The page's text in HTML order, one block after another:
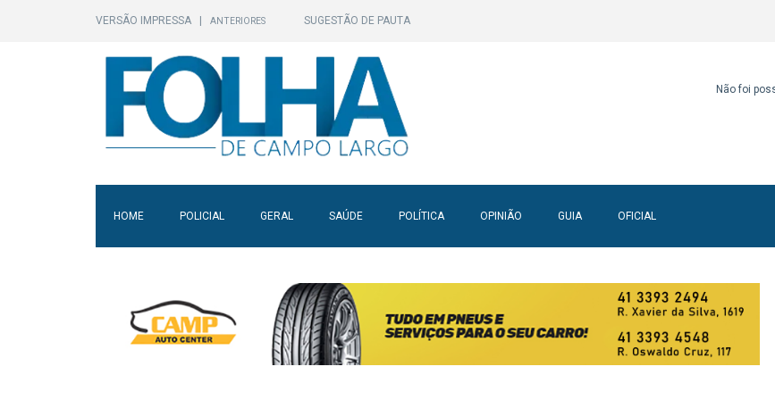
VERSÃO IMPRESSA ANTERIORES SUGESTÃO DE PAUTA
Não foi
HOME POLICIAL GERAL SAÚDE POLÍTICA OPINIÃO GUIA OFICIAL